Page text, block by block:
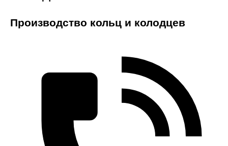
Производство кольц и колодцев